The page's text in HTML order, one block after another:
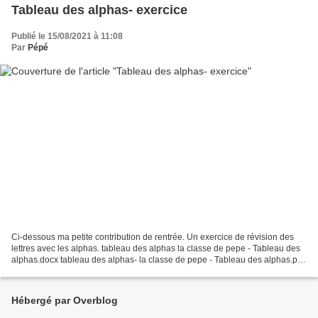
Tableau des alphas- exercice
Publié le 15/08/2021 à 11:08
Par Pépé
Ci-dessous ma petite contribution de rentrée. Un exercice de révision des
lettres avec les alphas. tableau des alphas la classe de pepe - Tableau des
alphas.docx tableau des alphas- la classe de pepe - Tableau des alphas.pdf
Hébergé par Overblog